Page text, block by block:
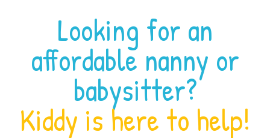
Looking for an
affordable nanny or
babysitter?
Kiddy is here to help!